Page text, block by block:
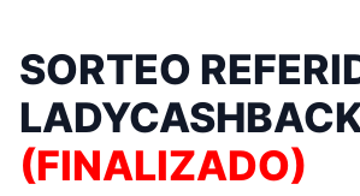
SORTEO
(FINALIZADO)